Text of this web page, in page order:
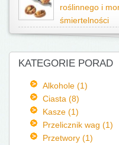
roślinnego i
śmiertelności
KATEGORIE PORAD
Alkohole (1)
Ciasta (8)
Kasze (1)
Przelicznik wag (1)
Przetwory (1)